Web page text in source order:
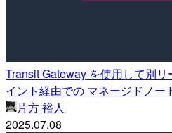
Transit Gateway を使用して別
イント経由での マネージドノー
片方 裕人
2025.07.08